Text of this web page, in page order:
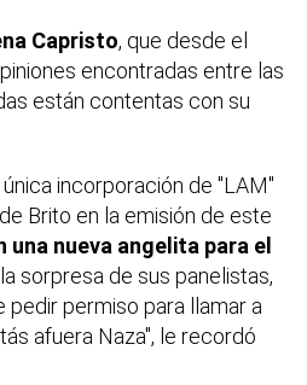
Capristo, que desde el
encontradas entre las
están contentas con su
incorporación de "LAM"
Brito en la emisión de este
una nueva angelita para el
sorpresa de sus panelistas,
pedir permiso para llamar a
afuera Naza", le recordó